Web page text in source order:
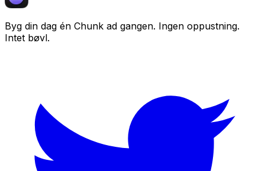
Byg din dag én Chunk ad gangen. Ingen oppustning.
Intet bøvl.